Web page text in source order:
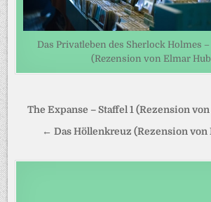
Das Privatleben des Sherlock Holmes
(Rezension von Elmar
Beitragsnavigation
The Expanse – Staffel 1 (Rezension
← Das Höllenkreuz (Rezension von